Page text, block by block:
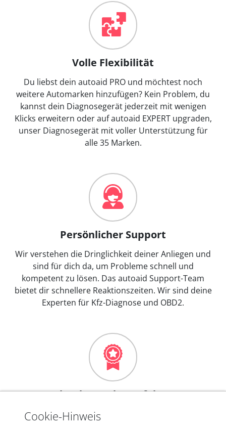
Volle Flexibilität
Du liebst dein autoaid PRO und möchtest noch
weitere Automarken hinzufügen? Kein Problem, du
kannst dein Diagnosegerät jederzeit mit wenigen
Klicks erweitern oder auf autoaid EXPERT upgraden,
unser Diagnosegerät mit voller Unterstützung für
alle 35 Marken.
Persönlicher Support
Wir verstehen die Dringlichkeit deiner Anliegen und
sind für dich da, um Probleme schnell und
kompetent zu lösen. Das autoaid Support-Team
bietet dir schnellere Reaktionszeiten. Wir sind deine
Experten für Kfz-Diagnose und OBD2.
Mehr als 10 Jahre Erfahrung
In den Kfz-Diagnosegeräten von autoaid stecken
Cookie-Hinweis